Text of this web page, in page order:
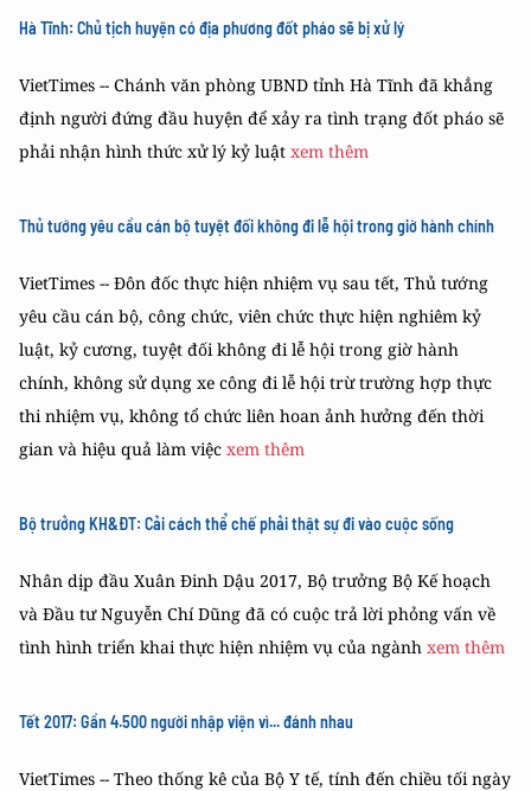
Hà Tĩnh: Chủ tịch huyện có địa phương đốt pháo sẽ bị xử lý
VietTimes -- Chánh văn phòng UBND tỉnh Hà Tĩnh đã khẳng
định người đứng đầu huyện để xảy ra tình trạng đốt pháo sẽ
phải nhận hình thức xử lý kỷ luật xem thêm
Thủ tướng yêu cầu cán bộ tuyệt đối không đi lễ hội trong giờ hành chính
VietTimes -- Đôn đốc thực hiện nhiệm vụ sau tết, Thủ tướng
yêu cầu cán bộ, công chức, viên chức thực hiện nghiêm kỷ
luật, kỷ cương, tuyệt đối không đi lễ hội trong giờ hành
chính, không sử dụng xe công đi lễ hội trừ trường hợp thực
thi nhiệm vụ, không tổ chức liên hoan ảnh hưởng đến thời
gian và hiệu quả làm việc xem thêm
Bộ trưởng KH&ĐT: Cải cách thể chế phải thật sự đi vào cuộc sống
Nhân dịp đầu Xuân Đinh Dậu 2017, Bộ trưởng Bộ Kế hoạch
và Đầu tư Nguyễn Chí Dũng đã có cuộc trả lời phỏng vấn về
tình hình triển khai thực hiện nhiệm vụ của ngành xem thêm
Tết 2017: Gần 4.500 người nhập viện vì... đánh nhau
VietTimes -- Theo thống kê của Bộ Y tế, tính đến chiều tối ngày